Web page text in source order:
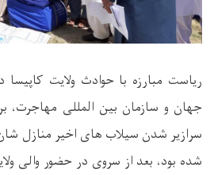
ریاست مبارزه با حوادث ولایت
سرازیر شدن سیلاب های اخیر منازل
شده بود، بعد از سروی در حضور والی